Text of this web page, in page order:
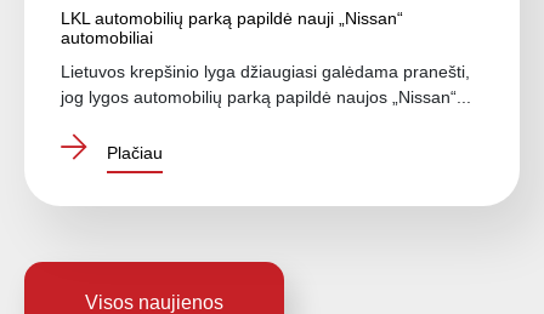
LKL automobilių parką papildė nauji „Nissan“
automobiliai
Lietuvos krepšinio lyga džiaugiasi galėdama pranešti,
jog lygos automobilių parką papildė naujos „Nissan“...
Plačiau
Visos naujienos